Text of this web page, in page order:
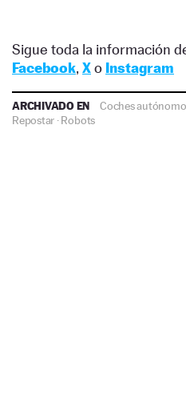
Sigue toda la información
Facebook, Xo Instagram
ARCHIVADO EN Coches
Repostar ·Robots